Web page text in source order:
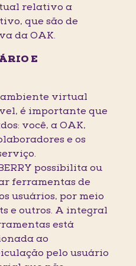
relativo a
que são de
da OAK.
E
ambiente virtual
é importante que
você, a OAK,
e os
possibilita ou
ferramentas de
usuários, por meio
e outros. A integral
está
ao
pelo usuário